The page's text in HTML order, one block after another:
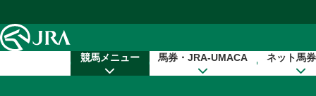
競馬メニュー 馬券・JRA-UMACA ネット馬